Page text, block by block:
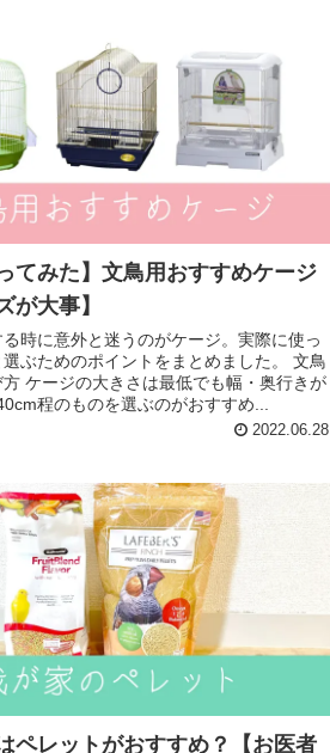
てみた】文鳥用おすすめケージ
が大事】
時に意外と迷うのがケージ。実際に使っ
ぶためのポイントをまとめました。 文鳥
ケージの大きさは最低でも幅・奥行きが
程のものを選ぶのがおすすめ...
2022.06.28
ペレットがおすすめ？【お医者